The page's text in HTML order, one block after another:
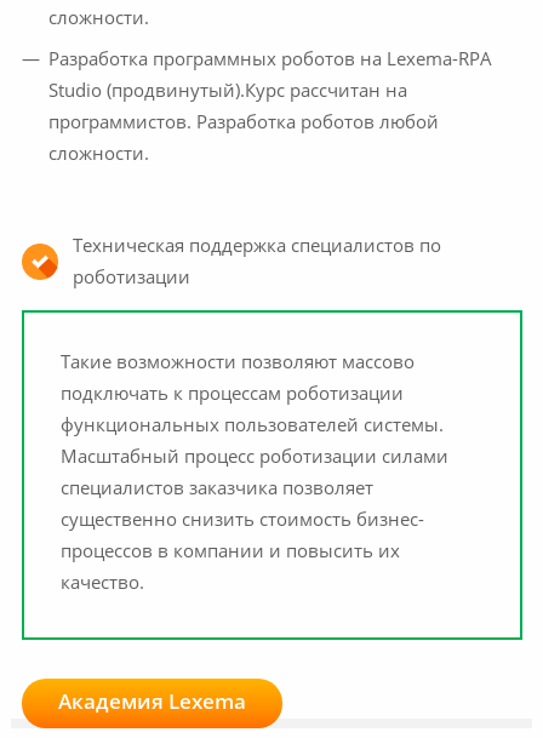
сложности.
Разработка программных роботов на Lexema-RPA
Studio (продвинутый).Курс рассчитан на
программистов. Разработка роботов любой
сложности.
Техническая поддержка специалистов по
роботизации
Такие возможности позволяют массово
подключать к процессам роботизации
функциональных пользователей системы.
Масштабный процесс роботизации силами
специалистов заказчика позволяет
существенно снизить стоимость бизнес-
процессов в компании и повысить их
качество.
Академия Lexema